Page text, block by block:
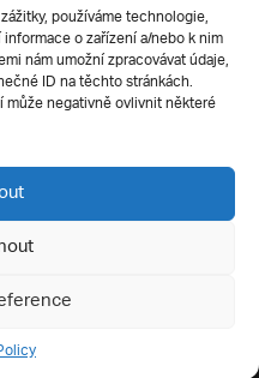
používáme technologie,
o zařízení a/nebo k nim
nám umožní zpracovávat údaje,
ID na těchto stránkách.
negativně ovlivnit některé
řízení
kurzy